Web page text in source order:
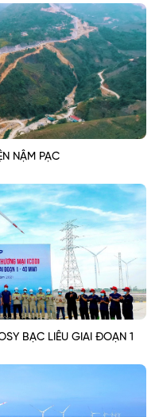
NẬM PẠC
BẠC LIÊU GIAI ĐOẠN 1